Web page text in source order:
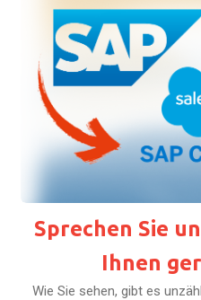
Sprechen Sie
Ihnen
Wie Sie sehen, gibt es